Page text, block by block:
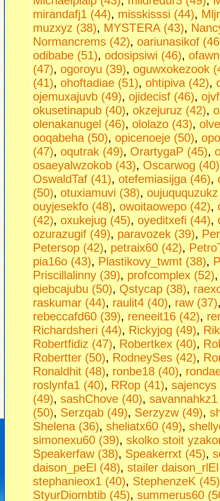
mirandafj1 (44), misskisssi (44),
muzxyz (38), MYSTERA (43),
Normancrems (42), oariunasikof
odibabe (51), odosipsiwi (46),
(47), ogoroyu (39), oguwxokezook
(41), ohoftadiae (51), ohtipiva (42),
ojemuxajuvb (49), ojidecisf (46),
okusetinapub (40), okzejuruz (42),
olenakanugel (46), ololazo (43),
ooqabeha (50), opicenoeje (50),
(47), oqutrak (49), OrartygaP (45),
osaeyalwzokob (43), Oscarwog (40)
OswaldTaf (41), otefemiasijga (46),
(50), otuxiamuvi (38),
ouyjesekfo (48), owoitaowepo (42),
(42), oxukejug (45), oyeditxefi (44),
ozurazugif (49), paravozek (39),
Petersop (42), petraix60 (42),
pia16o (43), Plastikovy_twmt (38),
Priscillalinny (39), profcomplex (52)
qiebcajubu (50), Qstycap (38),
raskumar (44), raulit4 (40), raw (37)
rebeccafd60 (39), reneeit16 (42),
Richardsheri (44), Rickyjog (49),
Robertfidiz (47), Robertkex (40),
Robertter (50), RodneySes (42),
Ronaldhit (48), ronbe18 (40),
roslynfa1 (40), RRop (41), sajencys
(49), sashChove (40),
(50), Serzqab (49), Serzyzw (49),
Shelena (36), sheliatx60 (49),
simonexu60 (39), skolko stoit
Speakerfaw (38), Speakerrxt (45),
daison_peEl (48), stailer
stephanieox1 (40), StephenzeK (45)
StyurDiombtib (45), summerus60